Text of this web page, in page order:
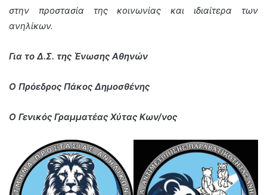
στην προστασία της κοινωνίας και ιδιαίτερα των
ανηλίκων.
Για το Δ.Σ. της Ένωσης Αθηνών
Ο Πρόεδρος Πάκος Δημοσθένης
Ο Γενικός Γραμματέας Χύτας Κων/νος